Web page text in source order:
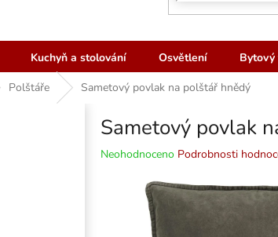
Kuchyň a stolování Osvětlení
Polštáře Sametový povlak na polštář hnědý
Sametový povlak
Průměrné
Neohodnoceno Podrobnosti